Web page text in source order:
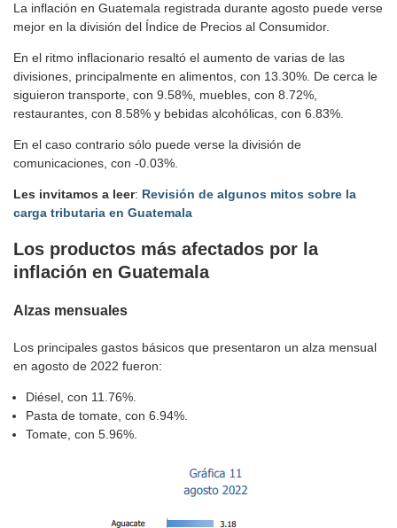
La inflación en Guatemala registrada durante agosto puede verse
mejor en la división del Índice de Precios al Consumidor.
En el ritmo inflacionario resaltó el aumento de varias de las
divisiones, principalmente en alimentos, con 13.30%. De cerca le
siguieron transporte, con 9.58%, muebles, con 8.72%,
restaurantes, con 8.58% y bebidas alcohólicas, con 6.83%.
En el caso contrario sólo puede verse la división de
comunicaciones, con -0.03%.
Les invitamos a leer: Revisión de algunos mitos sobre la
carga tributaria en Guatemala
Los productos más afectados por la
inflación en Guatemala
Alzas mensuales
Los principales gastos básicos que presentaron un alza mensual
en agosto de 2022 fueron:
Diésel, con 11.76%.
Pasta de tomate, con 6.94%.
Tomate, con 5.96%.